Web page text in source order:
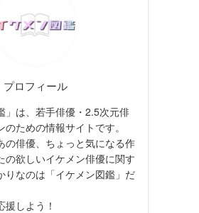
プロフィール
」は、若手俳優・2.5次元俳
ための情報サイトです。
の俳優、ちょっと気になる作
の欲しいイケメン俳優に関す
りなのは「イケメン図鑑」だ
しよう！